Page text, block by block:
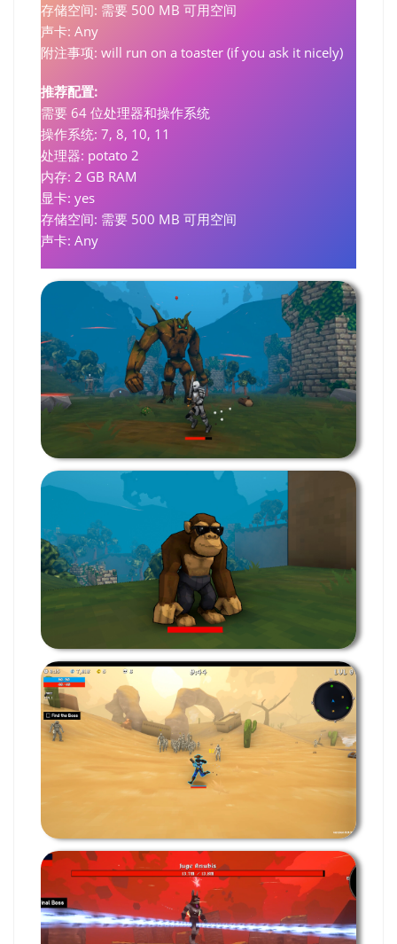
存储空间: 需要 500 MB 可用空间
声卡: Any
附注事项: will run on a toaster (if you ask it nicely)
推荐配置:
需要 64 位处理器和操作系统
操作系统: 7, 8, 10, 11
处理器: potato 2
内存: 2 GB RAM
显卡: yes
存储空间: 需要 500 MB 可用空间
声卡: Any